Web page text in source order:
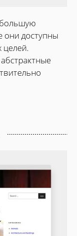
они доступны
целей.